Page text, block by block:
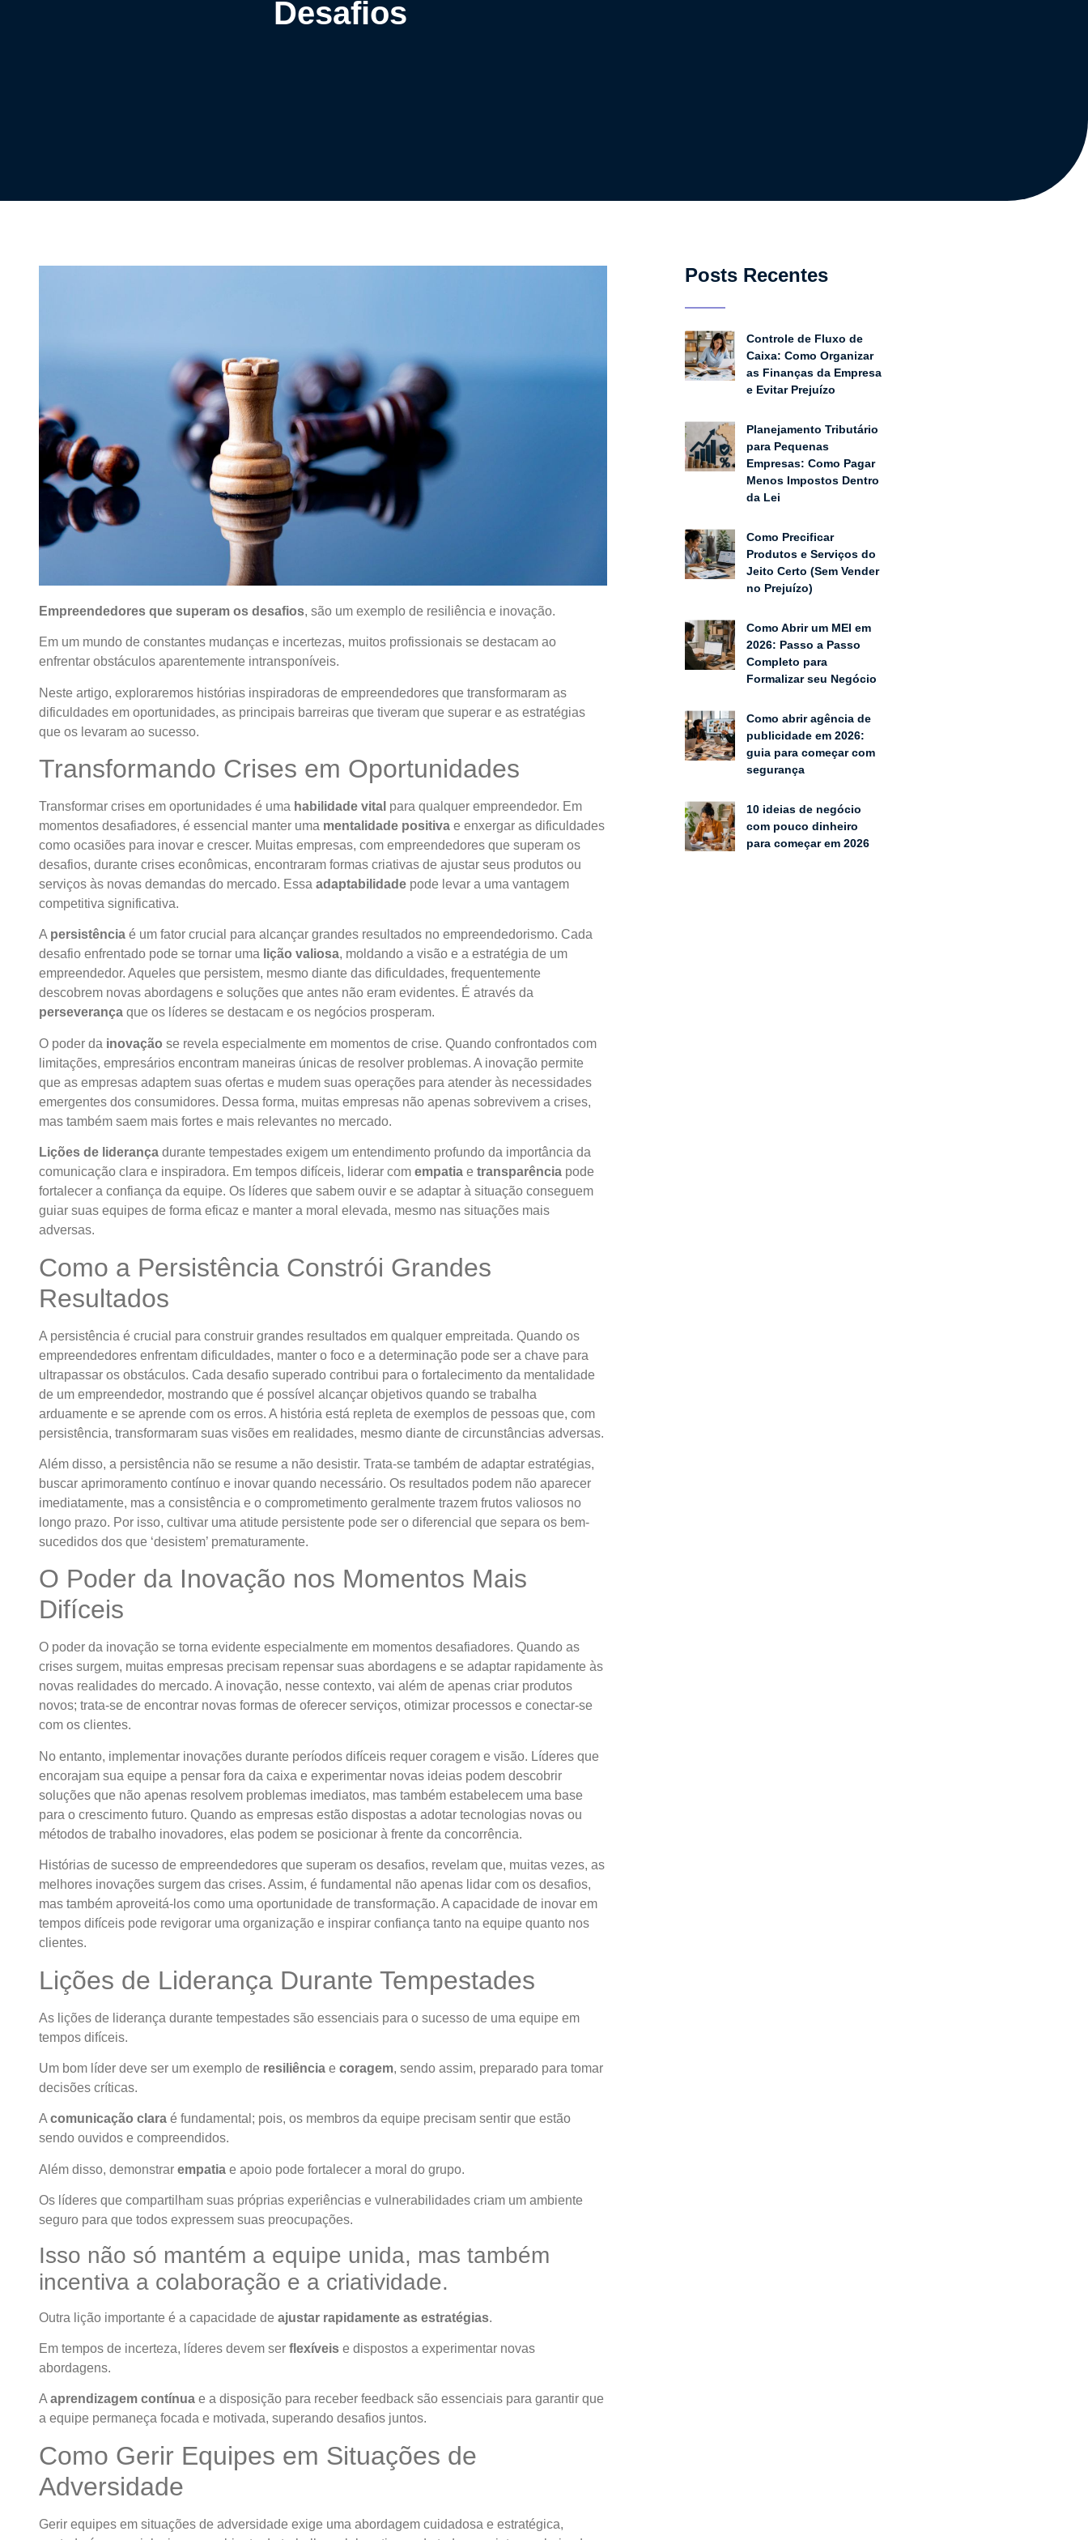
Desafios
Empreendedores que superam os desafios, são um exemplo de resiliência e inovação.
Em um mundo de constantes mudanças e incertezas, muitos profissionais se destacam ao
enfrentar obstáculos aparentemente intransponíveis.
Neste artigo, exploraremos histórias inspiradoras de empreendedores que transformaram as
dificuldades em oportunidades, as principais barreiras que tiveram que superar e as estratégias
que os levaram ao sucesso.
Transformando Crises em Oportunidades
Transformar crises em oportunidades é uma habilidade vital para qualquer empreendedor. Em
momentos desafiadores, é essencial manter uma mentalidade positiva e enxergar as dificuldades
como ocasiões para inovar e crescer. Muitas empresas, com empreendedores que superam os
desafios, durante crises econômicas, encontraram formas criativas de ajustar seus produtos ou
serviços às novas demandas do mercado. Essa adaptabilidade pode levar a uma vantagem
competitiva significativa.
A persistência é um fator crucial para alcançar grandes resultados no empreendedorismo. Cada
desafio enfrentado pode se tornar uma lição valiosa, moldando a visão e a estratégia de um
empreendedor. Aqueles que persistem, mesmo diante das dificuldades, frequentemente
descobrem novas abordagens e soluções que antes não eram evidentes. É através da
perseverança que os líderes se destacam e os negócios prosperam.
O poder da inovação se revela especialmente em momentos de crise. Quando confrontados com
limitações, empresários encontram maneiras únicas de resolver problemas. A inovação permite
que as empresas adaptem suas ofertas e mudem suas operações para atender às necessidades
emergentes dos consumidores. Dessa forma, muitas empresas não apenas sobrevivem a crises,
mas também saem mais fortes e mais relevantes no mercado.
Lições de liderança durante tempestades exigem um entendimento profundo da importância da
comunicação clara e inspiradora. Em tempos difíceis, liderar com empatia e transparência pode
fortalecer a confiança da equipe. Os líderes que sabem ouvir e se adaptar à situação conseguem
guiar suas equipes de forma eficaz e manter a moral elevada, mesmo nas situações mais
adversas.
Como a Persistência Constrói Grandes
Resultados
A persistência é crucial para construir grandes resultados em qualquer empreitada. Quando os
empreendedores enfrentam dificuldades, manter o foco e a determinação pode ser a chave para
ultrapassar os obstáculos. Cada desafio superado contribui para o fortalecimento da mentalidade
de um empreendedor, mostrando que é possível alcançar objetivos quando se trabalha
arduamente e se aprende com os erros. A história está repleta de exemplos de pessoas que, com
persistência, transformaram suas visões em realidades, mesmo diante de circunstâncias adversas.
Além disso, a persistência não se resume a não desistir. Trata-se também de adaptar estratégias,
buscar aprimoramento contínuo e inovar quando necessário. Os resultados podem não aparecer
imediatamente, mas a consistência e o comprometimento geralmente trazem frutos valiosos no
longo prazo. Por isso, cultivar uma atitude persistente pode ser o diferencial que separa os bem-
sucedidos dos que ‘desistem’ prematuramente.
O Poder da Inovação nos Momentos Mais
Difíceis
O poder da inovação se torna evidente especialmente em momentos desafiadores. Quando as
crises surgem, muitas empresas precisam repensar suas abordagens e se adaptar rapidamente às
novas realidades do mercado. A inovação, nesse contexto, vai além de apenas criar produtos
novos; trata-se de encontrar novas formas de oferecer serviços, otimizar processos e conectar-se
com os clientes.
No entanto, implementar inovações durante períodos difíceis requer coragem e visão. Líderes que
encorajam sua equipe a pensar fora da caixa e experimentar novas ideias podem descobrir
soluções que não apenas resolvem problemas imediatos, mas também estabelecem uma base
para o crescimento futuro. Quando as empresas estão dispostas a adotar tecnologias novas ou
métodos de trabalho inovadores, elas podem se posicionar à frente da concorrência.
Histórias de sucesso de empreendedores que superam os desafios, revelam que, muitas vezes, as
melhores inovações surgem das crises. Assim, é fundamental não apenas lidar com os desafios,
mas também aproveitá-los como uma oportunidade de transformação. A capacidade de inovar em
tempos difíceis pode revigorar uma organização e inspirar confiança tanto na equipe quanto nos
clientes.
Lições de Liderança Durante Tempestades
As lições de liderança durante tempestades são essenciais para o sucesso de uma equipe em
tempos difíceis.
Um bom líder deve ser um exemplo de resiliência e coragem, sendo assim, preparado para tomar
decisões críticas.
A comunicação clara é fundamental; pois, os membros da equipe precisam sentir que estão
sendo ouvidos e compreendidos.
Além disso, demonstrar empatia e apoio pode fortalecer a moral do grupo.
Os líderes que compartilham suas próprias experiências e vulnerabilidades criam um ambiente
seguro para que todos expressem suas preocupações.
Isso não só mantém a equipe unida, mas também
incentiva a colaboração e a criatividade.
Outra lição importante é a capacidade de ajustar rapidamente as estratégias.
Em tempos de incerteza, líderes devem ser flexíveis e dispostos a experimentar novas
abordagens.
A aprendizagem contínua e a disposição para receber feedback são essenciais para garantir que
a equipe permaneça focada e motivada, superando desafios juntos.
Como Gerir Equipes em Situações de
Adversidade
Gerir equipes em situações de adversidade exige uma abordagem cuidadosa e estratégica,
Posts Recentes
Controle de Fluxo de
Caixa: Como Organizar
as Finanças da Empresa
e Evitar Prejuízo
Planejamento Tributário
para Pequenas
Empresas: Como Pagar
Menos Impostos Dentro
da Lei
Como Precificar
Produtos e Serviços do
Jeito Certo (Sem Vender
no Prejuízo)
Como Abrir um MEI em
2026: Passo a Passo
Completo para
Formalizar seu Negócio
Como abrir agência de
publicidade em 2026:
guia para começar com
segurança
10 ideias de negócio
com pouco dinheiro
para começar em 2026